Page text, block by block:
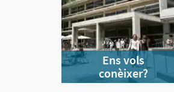
Ens vols
conèixer?